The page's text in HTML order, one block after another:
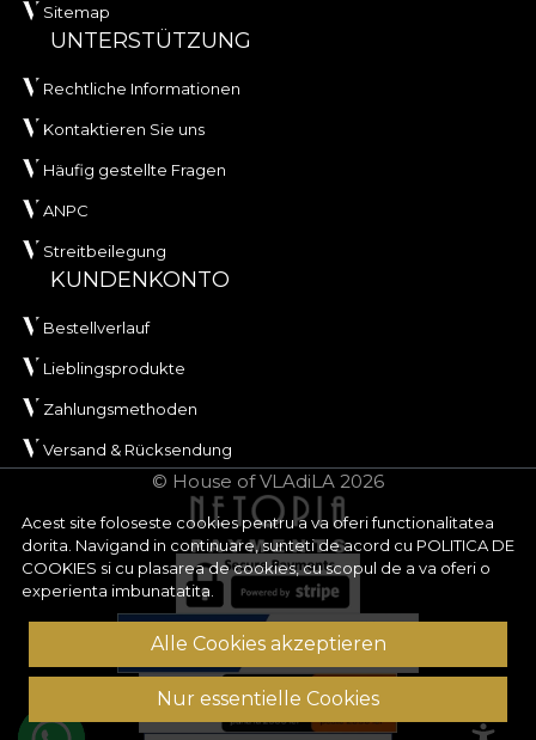
Acest site foloseste cookies pentru a va oferi functionalitatea
dorita. Navigand in continuare, sunteti de acord cu POLITICA DE
COOKIES si cu plasarea de cookies, cu scopul de a va oferi o
experienta imbunatatita.
Alle Cookies akzeptieren
Nur essentielle Cookies
Sitemap
UNTERSTÜTZUNG
Rechtliche Informationen
Kontaktieren Sie uns
Häufig gestellte Fragen
ANPC
Streitbeilegung
KUNDENKONTO
Bestellverlauf
Lieblingsprodukte
Zahlungsmethoden
Versand & Rücksendung
© House of VLAdiLA 2026